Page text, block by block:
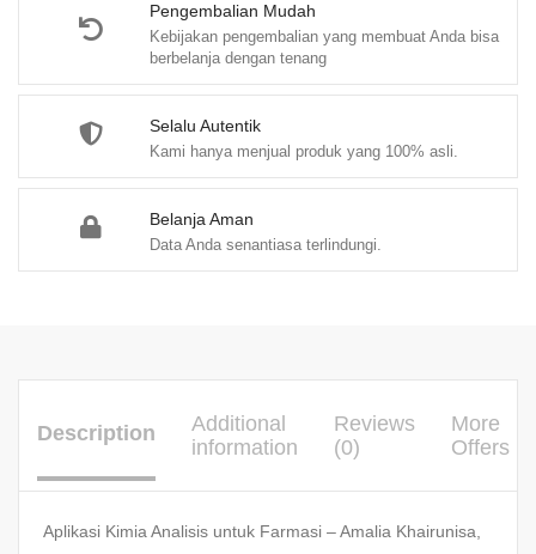
Pengembalian Mudah
Kebijakan pengembalian yang membuat Anda bisa
berbelanja dengan tenang
Selalu Autentik
Kami hanya menjual produk yang 100% asli.
Belanja Aman
Data Anda senantiasa terlindungi.
Description
Additional
information
Reviews
(0)
More
Offers
Aplikasi Kimia Analisis untuk Farmasi – Amalia Khairunisa,